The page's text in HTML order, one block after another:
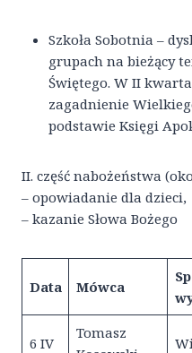
Szkoła Sobotnia –
grupach na bieżący
Świętego. W II
zagadnienie
podstawie Księgi
II. część nabożeństwa
– opowiadanie dla dzieci,
– kazanie Słowa Bożego
Data Mówca
6 IV
Tomasz